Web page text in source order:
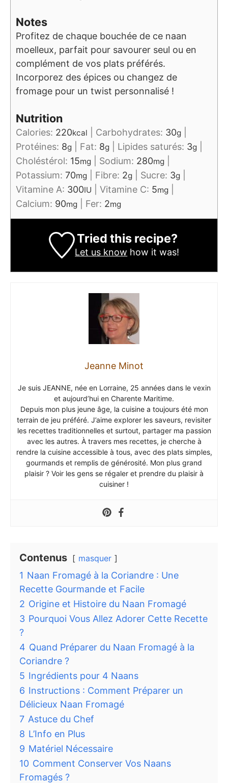
Notes
Profitez de chaque bouchée de ce naan
moelleux, parfait pour savourer seul ou en
complément de vos plats préférés.
Incorporez des épices ou changez de
fromage pour un twist personnalisé !
Nutrition
Calories: 220kcal Carbohydrates: 30g
Protéines: 8g Fat: 8g Lipides saturés: 3g
Choléstérol: 15mg Sodium: 280mg
Potassium: 70mg Fibre: 2g Sucre: 3g
Vitamine A: 300IU Vitamine C: 5mg
Calcium: 90mg Fer: 2mg
Tried this recipe?
Let us know how it was!
Jeanne Minot
Je suis JEANNE, née en Lorraine, 25 années dans le vexin
et aujourd’hui en Charente Maritime.
Depuis mon plus jeune âge, la cuisine a toujours été mon
terrain de jeu préféré. J’aime explorer les saveurs, revisiter
les recettes traditionnelles et surtout, partager ma passion
avec les autres. À travers mes recettes, je cherche à
rendre la cuisine accessible à tous, avec des plats simples,
gourmands et remplis de générosité. Mon plus grand
plaisir ? Voir les gens se régaler et prendre du plaisir à
cuisiner !
Contenus masquer
1 Naan Fromagé à la Coriandre : Une
Recette Gourmande et Facile
2 Origine et Histoire du Naan Fromagé
3 Pourquoi Vous Allez Adorer Cette Recette
?
4 Quand Préparer du Naan Fromagé à la
Coriandre ?
5 Ingrédients pour 4 Naans
6 Instructions : Comment Préparer un
Délicieux Naan Fromagé
7 Astuce du Chef
8 L’Info en Plus
9 Matériel Nécessaire
10 Comment Conserver Vos Naans
Fromagés ?